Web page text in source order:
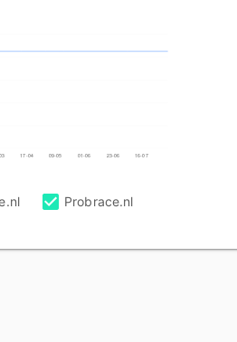
17-04 09-05 01-06 23-06 16-07
Probrace.nl